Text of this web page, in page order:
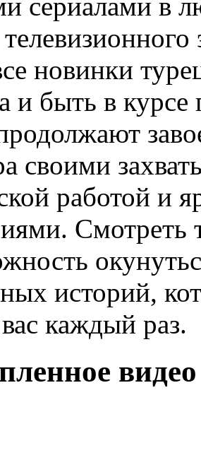
сериалами в
новинки
и быть в
своими
работой и
историй,
каждый раз.
видео